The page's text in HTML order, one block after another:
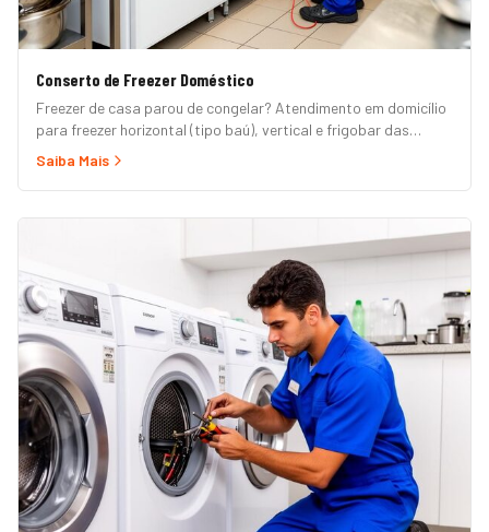
Conserto de Freezer Doméstico
Freezer de casa parou de congelar? Atendimento em domicílio
para freezer horizontal (tipo baú), vertical e frigobar das
marcas Brastemp, Consul, Electrolux, Esmaltec, Philco e
de restaurante, padaria ou mercado, veja nossa página de
Freezer Comercial.)
Saiba Mais